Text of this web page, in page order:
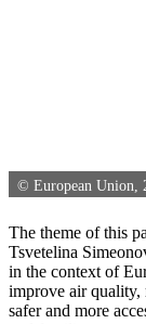
© European Union,
The theme of this
Tsvetelina
in the context of
improve air quality,
safer and more